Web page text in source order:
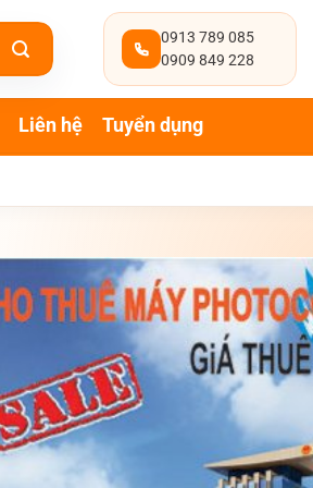
0913 789 085
0909 849 228
Liên hệ Tuyển dụng